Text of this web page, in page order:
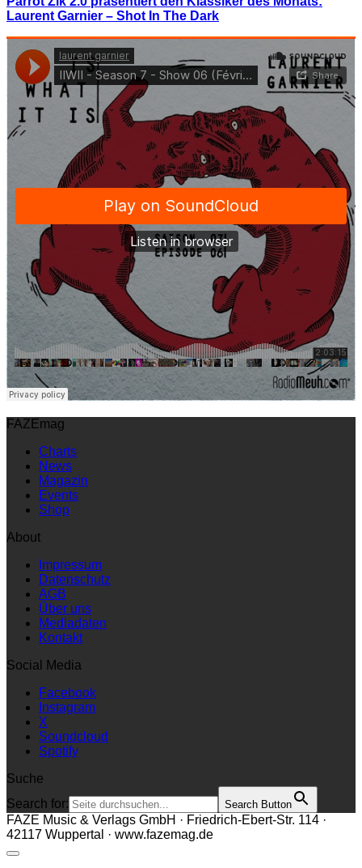
Laurent Garnier – Shot In The Dark
FAZEmag
Charts
News
Magazin
Events
Shop
About
Impressum
Datenschutz
AGB
Über uns
Mediadaten
Kontakt
Social Media
Facebook
Instagram
X
Soundcloud
Spotify
Suche
Search for:
Search Button
FAZE Music & Verlags GmbH · Friedrich-Ebert-Str. 114 ·
42117 Wuppertal · www.fazemag.de